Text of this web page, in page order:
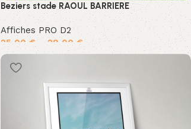
Beziers stade RAOUL BARRIERE
Affiches PRO D2
25,00 € –29,00 €